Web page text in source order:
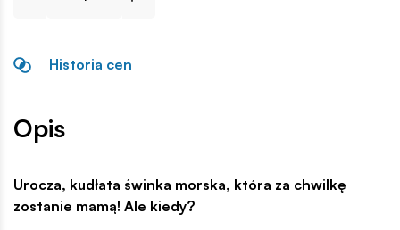
Historia cen
Opis
Urocza, kudłata świnka morska, która za chwilkę
zostanie mamą! Ale kiedy?